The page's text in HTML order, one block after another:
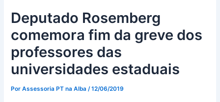
Deputado Rosemberg
comemora fim da greve dos
professores das
universidades estaduais
PorAssessoria PT na Alba/12/06/2019